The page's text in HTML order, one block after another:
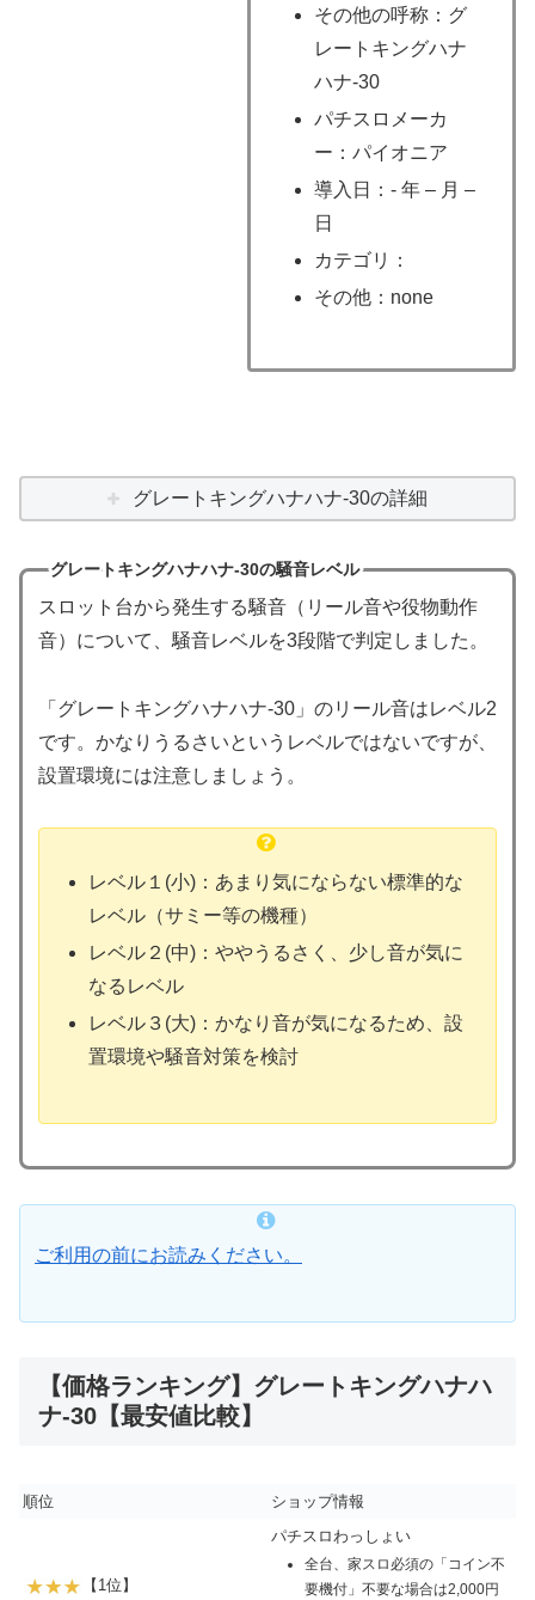
その他の呼称：グ
レートキングハナ
ハナ-30
パチスロメーカ
ー：パイオニア
導入日：- 年 – 月 –
日
カテゴリ：
その他：none
グレートキングハナハナ-30の詳細
グレートキングハナハナ-30の騒音レベル
スロット台から発生する騒音（リール音や役物動作
音）について、騒音レベルを3段階で判定しました。
「グレートキングハナハナ-30」のリール音はレベル2
です。かなりうるさいというレベルではないですが、
設置環境には注意しましょう。
レベル１(小)：あまり気にならない標準的な
レベル（サミー等の機種）
レベル２(中)：ややうるさく、少し音が気に
なるレベル
レベル３(大)：かなり音が気になるため、設
置環境や騒音対策を検討
ご利用の前にお読みください。
【価格ランキング】グレートキングハナハ
ナ-30【最安値比較】
順位 ショップ情報
【1位】
パチスロわっしょい
全台、家スロ必須の「コイン不
要機付」不要な場合は2,000円